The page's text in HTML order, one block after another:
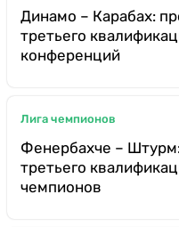
Динамо – Карабах:
третьего
конференций
Лига чемпионов
Фенербахче –
третьего
чемпионов